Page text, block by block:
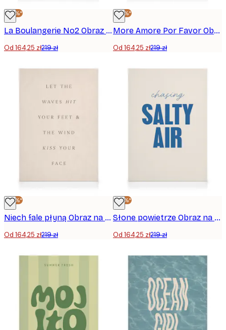
-25%*
La Boulangerie No2 Obraz na płótnie
Od 164,25 zł219 zł
-25%*
More Amore Por Favor Obraz na płótnie
Od 164,25 zł219 zł
-25%*
Niech fale płyną Obraz na płótnie
Od 164,25 zł219 zł
-25%*
Słone powietrze Obraz na płótnie
Od 164,25 zł219 zł